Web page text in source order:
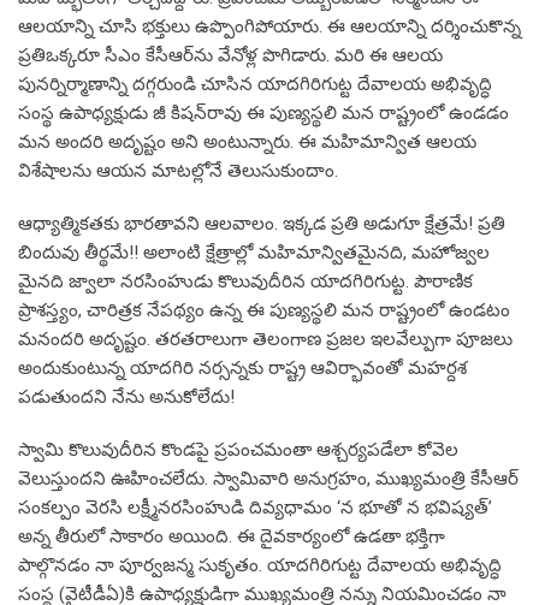
ఆల‌యాన్ని చూసి భ‌క్తులు ఉప్పొంగిపోయారు. ఈ ఆల‌యాన్ని ద‌ర్శించుకొన్న
ప్ర‌తిఒక్క‌రూ సీఎం కేసీఆర్‌ను వేనోళ్ల పొగిడారు. మ‌రి ఈ ఆల‌య
పున‌ర్నిర్మాణాన్ని ద‌గ్గ‌రుండి చూసిన యాద‌గిరిగుట్ట దేవాల‌య అభివృద్ధి
సంస్థ ఉపాధ్య‌క్షుడు జీ కిషన్‌రావు ఈ పుణ్య‌స్థ‌లి మ‌న రాష్ట్రంలో ఉండ‌డం
మ‌న అంద‌రి అదృష్టం అని అంటున్నారు. ఈ మహిమాన్విత ఆల‌య
విశేషాల‌ను ఆయ‌న మాట‌ల్లోనే తెలుసుకుందాం.
ఆధ్యాత్మికతకు భారతావని ఆలవాలం. ఇక్కడ ప్రతి అడుగూ క్షేత్రమే! ప్రతి
బిందువు తీర్థమే!! అలాంటి క్షేత్రాల్లో మహిమాన్వితమైనది, మహోజ్వల
మైనది జ్వాలా నరసింహుడు కొలువుదీరిన యాదగిరిగుట్ట. పౌరాణిక
ప్రాశస్త్యం, చారిత్రక నేపథ్యం ఉన్న ఈ పుణ్యస్థలి మన రాష్ట్రంలో ఉండటం
మనందరి అదృష్టం. తరతరాలుగా తెలంగాణ ప్రజల ఇలవేల్పుగా పూజలు
అందుకుంటున్న యాదగిరి నర్సన్నకు రాష్ట్ర ఆవిర్భావంతో మహర్దశ
పడుతుందని నేను అనుకోలేదు!
స్వామి కొలువుదీరిన కొండపై ప్రపంచమంతా ఆశ్చర్యపడేలా కోవెల
వెలుస్తుందని ఊహించలేదు. స్వామివారి అనుగ్రహం, ముఖ్యమంత్రి కేసీఆర్‌
సంకల్పం వెరసి లక్ష్మీనరసింహుడి దివ్యధామం ‘న భూతో న భవిష్యత్‌’
అన్న తీరులో సాకారం అయింది. ఈ దైవకార్యంలో ఉడతా భక్తిగా
పాల్గొనడం నా పూర్వజన్మ సుకృతం. యాదగిరిగుట్ట దేవాలయ అభివృద్ధి
సంస్థ (వైటీడీఏ)కి ఉపాధ్యక్షుడిగా ముఖ్యమంత్రి నన్ను నియమించడం నా